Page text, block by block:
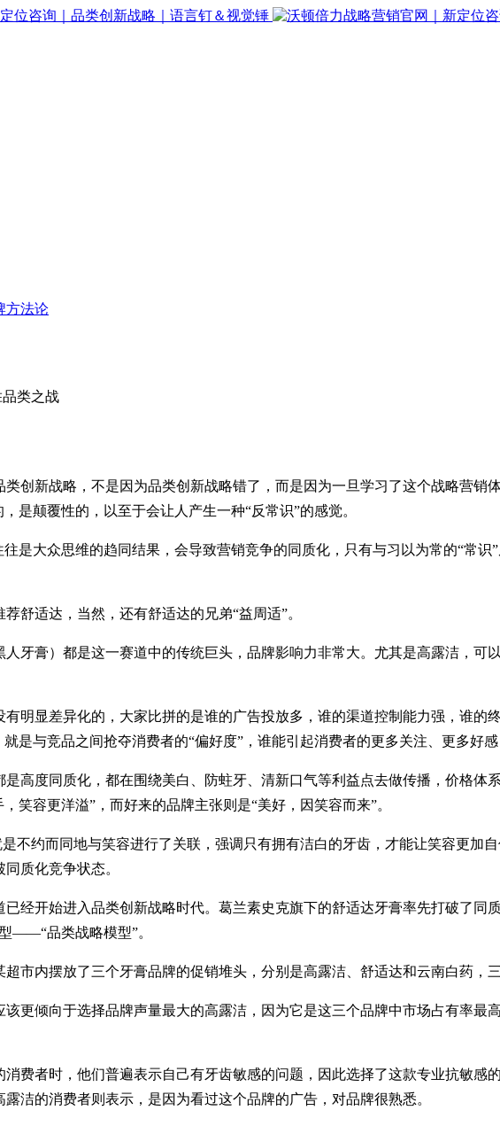
方法论
类之战
创新战略，不是因为品类创新战略错了，而是因为一旦学习了这个战略营销
是颠覆性的，以至于会让人产生一种“反常识”的感觉。
是大众思维的趋同结果，会导致营销竞争的同质化，只有与习以为常的“常
舒适达，当然，还有舒适达的兄弟“益周适”。
牙膏）都是这一赛道中的传统巨头，品牌影响力非常大。尤其是高露洁，可
明显差异化的，大家比拼的是谁的广告投放多，谁的渠道控制能力强，谁的
是与竞品之间抢夺消费者的“偏好度”，谁能引起消费者的更多关注、更多好
高度同质化，都在围绕美白、防蛀牙、清新口气等利益点去做传播，价格体
笑容更洋溢”，而好来的品牌主张则是“美好，因笑容而来”。
不约而同地与笑容进行了关联，强调只有拥有洁白的牙齿，才能让笑容更加
质化竞争状态。
经开始进入品类创新战略时代。葛兰素史克旗下的舒适达牙膏率先打破了同
——“品类战略模型”。
市内摆放了三个牙膏品牌的促销堆头，分别是高露洁、舒适达和云南白药，
更倾向于选择品牌声量最大的高露洁，因为它是这三个品牌中市场占有率最
费者时，他们普遍表示自己有牙齿敏感的问题，因此选择了这款专业抗敏感
洁的消费者则表示，是因为看过这个品牌的广告，对品牌很熟悉。